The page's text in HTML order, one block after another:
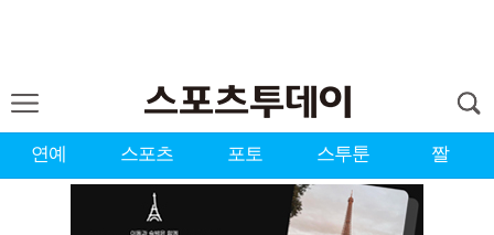
연예 스포츠 포토 스투툰 짤